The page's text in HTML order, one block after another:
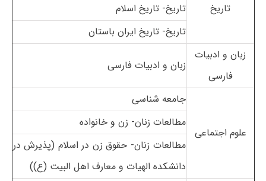
تاریخ
تاریخ- تاریخ اسلام
تاریخ- تاریخ ایران باستان
زبان و ادبیات
فارسی
زبان و ادبیات فارسی
علوم اجتماعی
جامعه شناسی
مطالعات زنان- زن و خانواده
مطالعات زنان- حقوق زن در اسلام (پذیرش در
دانشکده الهیات و معارف اهل البیت (ع))